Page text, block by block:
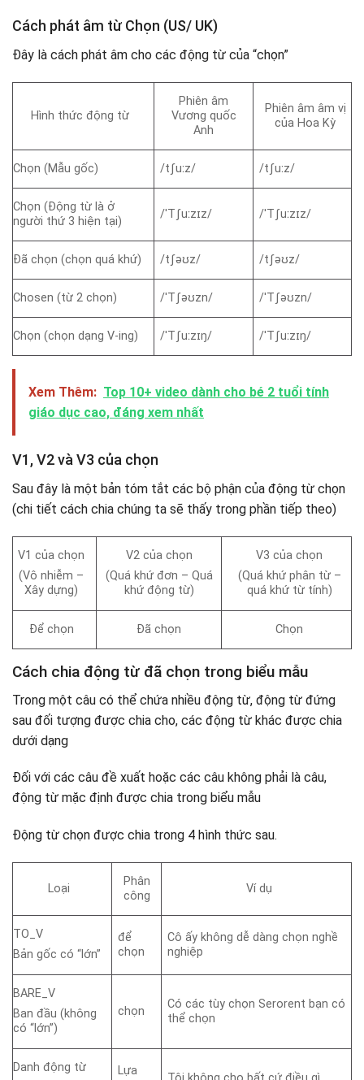
Cách phát âm từ Chọn (US/ UK)
Đây là cách phát âm cho các động từ của “chọn”
Hình thức động từ
Phiên âm
Vương quốc
Anh
Phiên âm âm vị
của Hoa Kỳ
Chọn (Mẫu gốc) /tʃuːz/ /tʃuːz/
Chọn (Động từ là ở
người thứ 3 hiện tại)
/ˈTʃuːzɪz/ /ˈTʃuːzɪz/
Đã chọn (chọn quá khứ) /tʃəʊz/ /tʃəʊz/
Chosen (từ 2 chọn) /ˈTʃəʊzn/ /ˈTʃəʊzn/
Chọn (chọn dạng V-ing) /ˈTʃuːzɪŋ/ /ˈTʃuːzɪŋ/
Xem Thêm: Top 10+ video dành cho bé 2 tuổi tính
giáo dục cao, đáng xem nhất
V1, V2 và V3 của chọn
Sau đây là một bản tóm tắt các bộ phận của động từ chọn
(chi tiết cách chia chúng ta sẽ thấy trong phần tiếp theo)
V1 của chọn
(Vô nhiễm –
Xây dựng)
V2 của chọn
(Quá khứ đơn – Quá
khứ động từ)
V3 của chọn
(Quá khứ phân từ –
quá khứ từ tính)
Để chọn Đã chọn Chọn
Cách chia động từ đã chọn trong biểu mẫu
Trong một câu có thể chứa nhiều động từ, động từ đứng
sau đối tượng được chia cho, các động từ khác được chia
dưới dạng
Đối với các câu đề xuất hoặc các câu không phải là câu,
động từ mặc định được chia trong biểu mẫu
Động từ chọn được chia trong 4 hình thức sau.
Loại
Phân
công
Ví dụ
TO_V
Bản gốc có “lớn”
để
chọn
Cô ấy không dễ dàng chọn nghề
nghiệp
BARE_V
Ban đầu (không
có “lớn”)
chọn
Có các tùy chọn Serorent bạn có
thể chọn
Danh động từ
Lựa